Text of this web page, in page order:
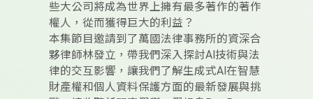
些大公司將成為世界上擁有最多著作的著作
權人，從而獲得巨大的利益？
本集節目邀請到了萬國法律事務所的資深合
夥律師林發立，帶我們深入探討AI技術與法
律的交互影響，讓我們了解生成式AI在智慧
財產權和個人資料保護方面的最新發展與挑